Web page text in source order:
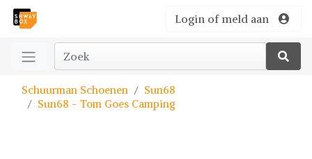
Login of meld aan
Schuurman Schoenen
Sun68
Sun68 - Tom Goes Camping